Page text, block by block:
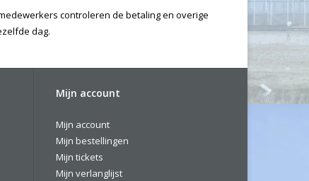
controleren de betaling en overige
dag.
Mijn account
Mijn account
Mijn bestellingen
Mijn tickets
Mijn verlanglijst